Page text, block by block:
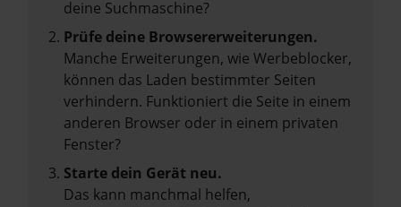
deine Suchmaschine?
Prüfe deine Browsererweiterungen.
Manche Erweiterungen, wie Werbeblocker,
können das Laden bestimmter Seiten
verhindern. Funktioniert die Seite in einem
anderen Browser oder in einem privaten
Fenster?
Starte dein Gerät neu.
Das kann manchmal helfen,